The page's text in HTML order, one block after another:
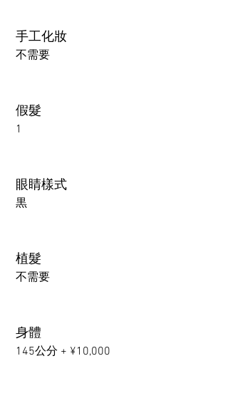
手工化妝
不需要
假髮
1
眼睛樣式
黒
植髮
不需要
身體
145公分 + ¥10,000